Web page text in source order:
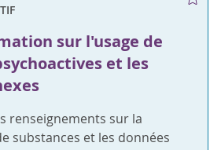
sur l'usage de
et les
renseignements sur la
substances et les données